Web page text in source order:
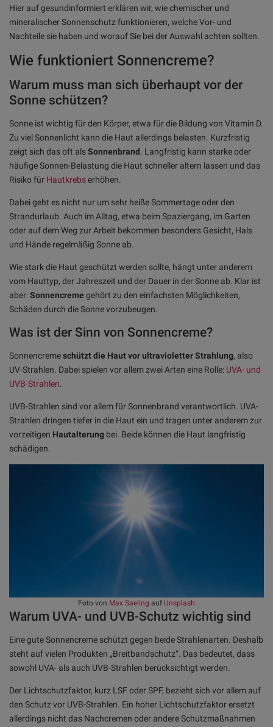
Hier auf gesundinformiert erklären wir, wie chemischer und
mineralischer Sonnenschutz funktionieren, welche Vor- und
Nachteile sie haben und worauf Sie bei der Auswahl achten sollten.
Wie funktioniert Sonnencreme?
Warum muss man sich überhaupt vor der
Sonne schützen?
Sonne ist wichtig für den Körper, etwa für die Bildung von Vitamin D.
Zu viel Sonnenlicht kann die Haut allerdings belasten. Kurzfristig
zeigt sich das oft alsSonnenbrand. Langfristig kann starke oder
häufige Sonnen-Belastung die Haut schneller altern lassen und das
Risiko für Hautkrebserhöhen.
Dabei geht es nicht nur um sehr heiße Sommertage oder den
Strandurlaub. Auch im Alltag, etwa beim Spaziergang, im Garten
oder auf dem Weg zur Arbeit bekommen besonders Gesicht, Hals
und Hände regelmäßig Sonne ab.
Wie stark die Haut geschützt werden sollte, hängt unter anderem
vom Hauttyp, der Jahreszeit und der Dauer in der Sonne ab. Klar ist
aber:Sonnencreme gehört zu den einfachsten Möglichkeiten,
Schäden durch die Sonne vorzubeugen.
Was ist der Sinn von Sonnencreme?
Sonnencremeschützt die Haut vor ultravioletter Strahlung, also
UV-Strahlen. Dabei spielen vor allem zwei Arten eine Rolle: UVA- und
UVB-Strahlen.
UVB-Strahlen sind vor allem für Sonnenbrand verantwortlich. UVA-
Strahlen dringen tiefer in die Haut ein und tragen unter anderem zur
vorzeitigen Hautalterung bei. Beide können die Haut langfristig
schädigen.
Foto von Max Saeling auf Unsplash
Warum UVA- und UVB-Schutz wichtig sind
Eine gute Sonnencreme schützt gegen beide Strahlenarten. Deshalb
steht auf vielen Produkten „Breitbandschutz“. Das bedeutet, dass
sowohl UVA- als auch UVB-Strahlen berücksichtigt werden.
Der Lichtschutzfaktor, kurz LSF oder SPF, bezieht sich vor allem auf
den Schutz vor UVB-Strahlen. Ein hoher Lichtschutzfaktor ersetzt
allerdings nicht das Nachcremen oder andere Schutzmaßnahmen